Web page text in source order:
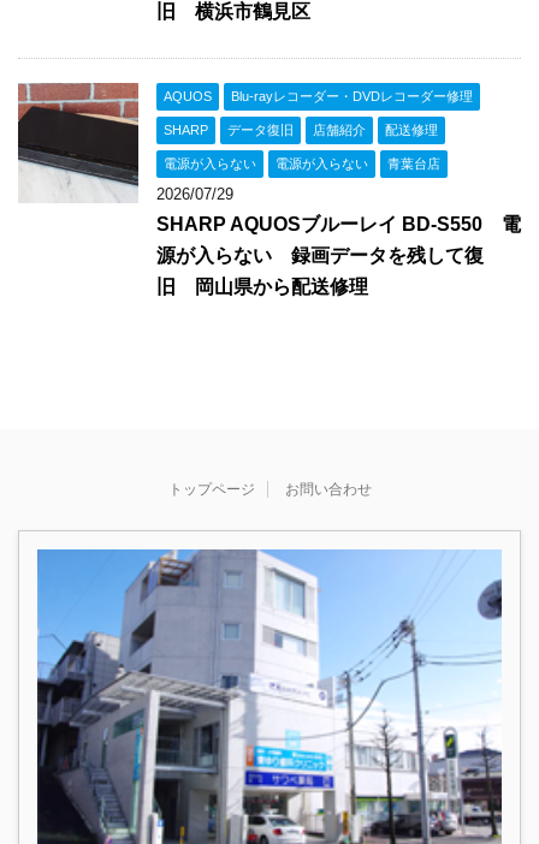
旧 横浜市鶴見区
AQUOS Blu-rayレコーダー・DVDレコーダー修理
SHARP データ復旧 店舗紹介 配送修理
電源が入らない 電源が入らない 青葉台店
2026/07/29
SHARP AQUOSブルーレイ BD-S550 電
源が入らない 録画データを残して復
旧 岡山県から配送修理
トップページ お問い合わせ